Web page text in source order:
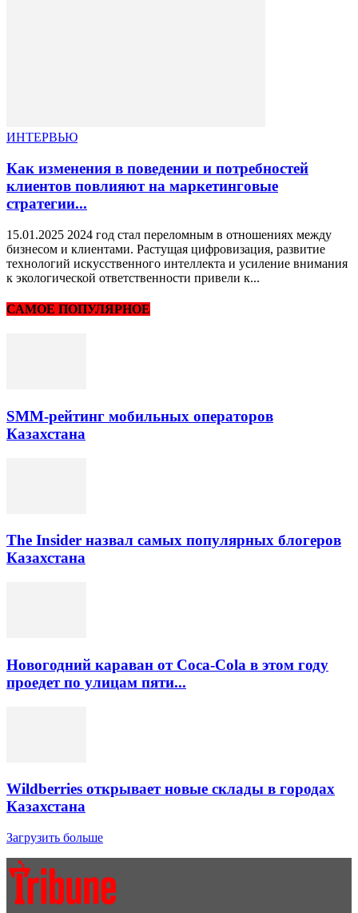
ИНТЕРВЬЮ
Как изменения в поведении и потребностей
клиентов повлияют на маркетинговые
стратегии...
15.01.2025 2024 год стал переломным в отношениях между
бизнесом и клиентами. Растущая цифровизация, развитие
технологий искусственного интеллекта и усиление внимания
к экологической ответственности привели к...
САМОЕ ПОПУЛЯРНОЕ
SMM-рейтинг мобильных операторов
Казахстана
The Insider назвал самых популярных блогеров
Казахстана
Новогодний караван от Coca-Cola в этом году
проедет по улицам пяти...
Wildberries открывает новые склады в городах
Казахстана
Загрузить больше